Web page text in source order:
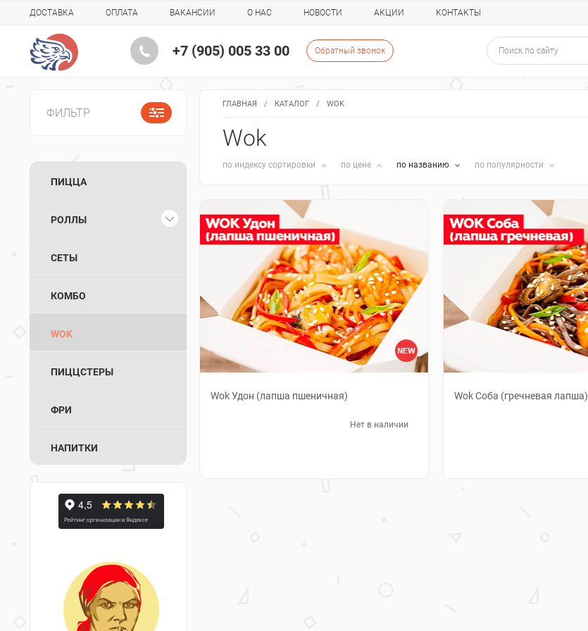
ДОСТАВКА ОПЛАТА ВАКАНСИИ О НАС НОВОСТИ АКЦИИ КОНТАКТЫ
+7 (905) 005 33 00 Обратный звонок
ГЛАВНАЯ / КАТАЛОГ / WOK
Wok
по индексу сортировки по цене по названию по популярности
Wok Удон (лапша пшеничная)
Нет в наличии
Wok Соба (гречневая лапша)
ФИЛЬТР
ПИЦЦА
РОЛЛЫ
СЕТЫ
КОМБО
WOK
ПИЦЦСТЕРЫ
ФРИ
НАПИТКИ